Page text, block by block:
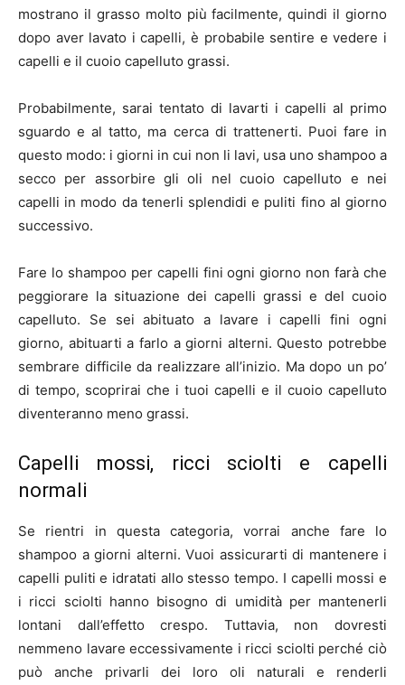
mostrano il grasso molto più facilmente, quindi il giorno
dopo aver lavato i capelli, è probabile sentire e vedere i
capelli e il cuoio capelluto grassi.
Probabilmente, sarai tentato di lavarti i capelli al primo
sguardo e al tatto, ma cerca di trattenerti. Puoi fare in
questo modo: i giorni in cui non li lavi, usa uno shampoo a
secco per assorbire gli oli nel cuoio capelluto e nei
capelli in modo da tenerli splendidi e puliti fino al giorno
successivo.
Fare lo shampoo per capelli fini ogni giorno non farà che
peggiorare la situazione dei capelli grassi e del cuoio
capelluto. Se sei abituato a lavare i capelli fini ogni
giorno, abituarti a farlo a giorni alterni. Questo potrebbe
sembrare difficile da realizzare all’inizio. Ma dopo un po’
di tempo, scoprirai che i tuoi capelli e il cuoio capelluto
diventeranno meno grassi.
Capelli mossi, ricci sciolti e capelli
normali
Se rientri in questa categoria, vorrai anche fare lo
shampoo a giorni alterni. Vuoi assicurarti di mantenere i
capelli puliti e idratati allo stesso tempo. I capelli mossi e
i ricci sciolti hanno bisogno di umidità per mantenerli
lontani dall’effetto crespo. Tuttavia, non dovresti
nemmeno lavare eccessivamente i ricci sciolti perché ciò
può anche privarli dei loro oli naturali e renderli